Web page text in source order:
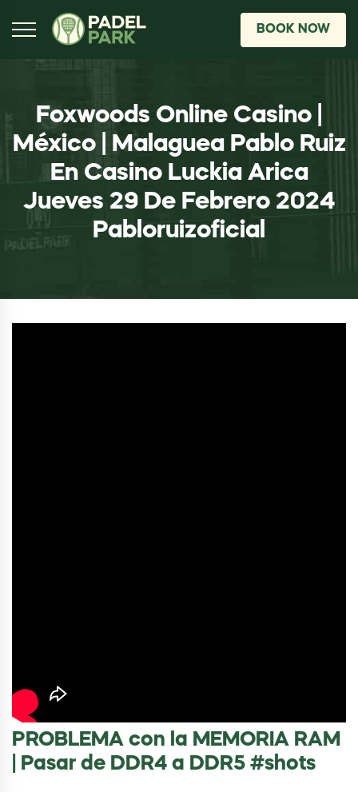
BOOK NOW
Foxwoods Online Casino |
México | Malaguea Pablo Ruiz
En Casino Luckia Arica
Jueves 29 De Febrero 2024
Pabloruizoficial
PROBLEMA con la MEMORIA RAM
| Pasar de DDR4 a DDR5 #shots